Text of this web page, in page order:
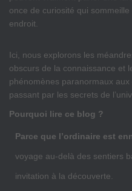
once de curiosité qui
endroit.
Ici, nous explorons les
obscurs de la connaissance et
phénomènes paranormaux
passant par les secrets de
Pourquoi lire ce blog ?
Parce que l’ordinaire est
voyage au-delà des sentiers
invitation à la découverte.